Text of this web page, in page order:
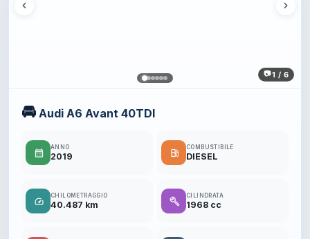
1 / 6
🚘 Audi A6 Avant 40TDI
calendar_month
ANNO
2019 local_gas_station
COMBUSTIBILE
DIESEL
speed
CHILOMETRAGGIO
40.487 km build
CILINDRATA
1968 cc